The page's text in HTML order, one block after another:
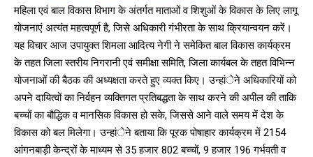
महिला एवं बाल विकास विभाग के अंतर्गत माताओं व शिशुओं के विकास के लिए लागू
योजनाएं अत्यंत महत्वपूर्ण है, जिसे अधिकारी गंभीरता के साथ क्रियान्वयन करें।
यह विचार आज उपायुक्त शिमला आदित्य नेगी ने समेकित बाल विकास कार्यक्रम
के तहत जिला स्तरीय निगरानी एवं समीक्षा समिति, जिला कार्यबल के तहत विभिन्न
योजनाओं की बैठक की अध्यक्षता करते हुए व्यक्त किए। उन्हांेने अधिकारियों को
अपने दायित्वों का निर्वहन व्यक्तिगत प्रतिबद्धता के साथ करने की अपील की ताकि
बच्चों का बौद्धिक व मानसिक विकास हो सके, जिससे आने वाले समय में देश के
विकास को बल मिलेगा। उन्हांेने बताया कि पूरक पोषाहार कार्यक्रम में 2154
आंगनबाड़ी केन्द्रों के माध्यम से 35 हजार 802 बच्चों, 9 हजार 196 गर्भवती व